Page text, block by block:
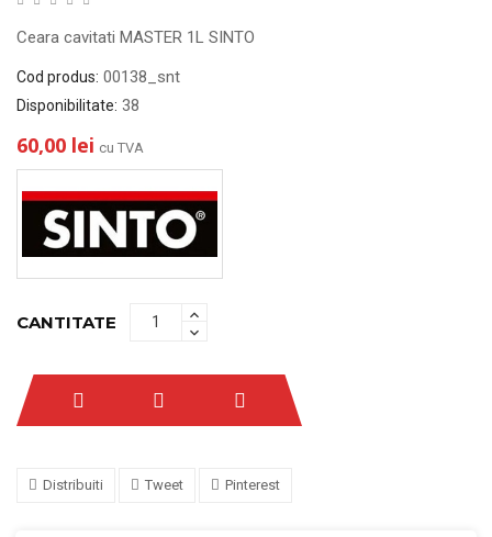
Ceara cavitati MASTER 1L SINTO
Cod produs: 00138_snt
Disponibilitate: 38
60,00 lei cu TVA
CANTITATE
Distribuiti Tweet Pinterest